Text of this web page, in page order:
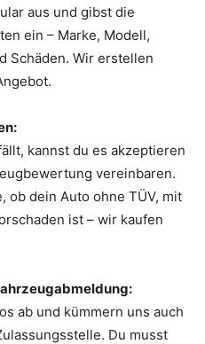
aus und gibst die
ein – Marke, Modell,
Schäden. Wir erstellen
kannst du es akzeptieren
vereinbaren.
ob dein Auto ohne TÜV, mit
ist – wir kaufen
ab und kümmern uns auch
Du musst